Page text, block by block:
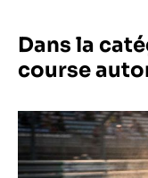
Dans la
course